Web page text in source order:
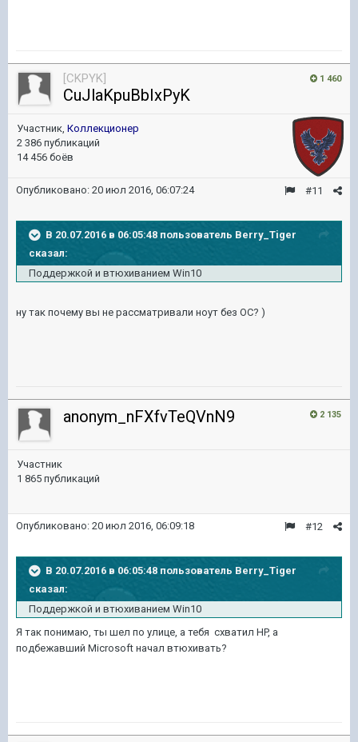
1 460
[CKPYK]
CuJlaKpuBbIxPyK
Участник, Коллекционер
2 386 публикаций
14 456 боёв
#11
Опубликовано: 20 июл 2016, 06:07:24
В 20.07.2016 в 06:05:48 пользователь Berry_Tiger
сказал:
Поддержкой и втюхиванием Win10
ну так почему вы не рассматривали ноут без ОС? )
2 135
anonym_nFXfvTeQVnN9
Участник
1 865 публикаций
#12
Опубликовано: 20 июл 2016, 06:09:18
В 20.07.2016 в 06:05:48 пользователь Berry_Tiger
сказал:
Поддержкой и втюхиванием Win10
Я так понимаю, ты шел по улице, а тебя схватил HP, а
подбежавший Microsoft начал втюхивать?